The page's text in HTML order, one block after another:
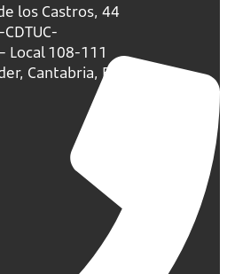
los Castros, 44
-CDTUC-
Local 108-111
Cantabria, España.